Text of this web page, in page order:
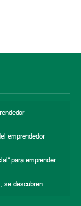
emprendedor
para emprender
se descubren